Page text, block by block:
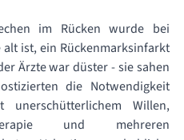
im Rücken wurde bei
ist, ein Rückenmarksinfarkt
Ärzte war düster - sie sahen
die Notwendigkeit
Willen,
und mehreren